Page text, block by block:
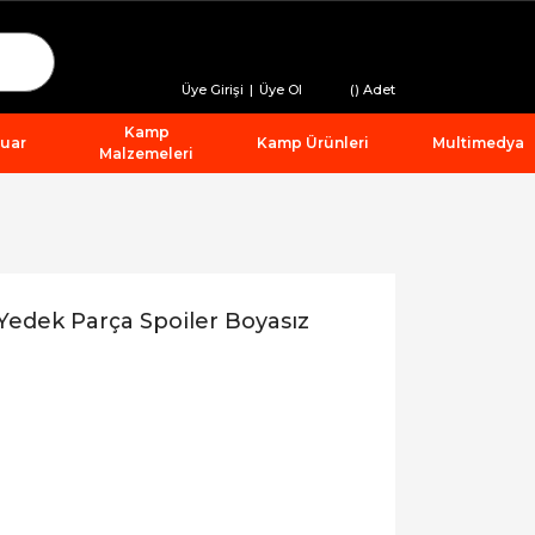
Üye Girişi | Üye Ol () Adet
Kamp
Malzemeleri
Kamp Ürünleri Multimedya
Parça Spoiler Boyasız